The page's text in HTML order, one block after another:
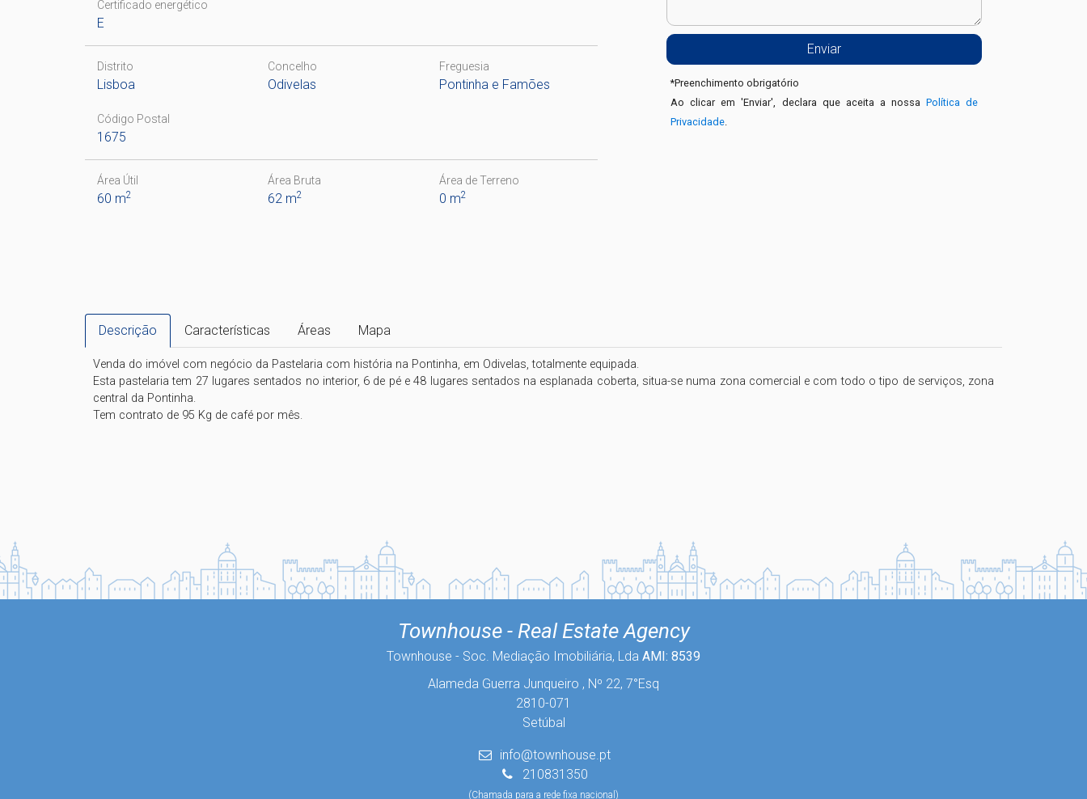
Certificado energético
E
Distrito
Lisboa
Concelho
Odivelas
Freguesia
Pontinha e Famões
Código Postal
1675
Área Útil
60 m2
Área Bruta
62 m2
Área de Terreno
0 m2
*Preenchimento obrigatório
Ao clicar em 'Enviar', declara que aceita a nossaPolítica de
Privacidade.
Descrição Características Áreas Mapa
Venda do imóvel com negócio da Pastelaria com história na Pontinha, em Odivelas, totalmente equipada.
Esta pastelaria tem 27 lugares sentados no interior, 6 de pé e 48 lugares sentados na esplanada coberta, situa-se numa zona comercial e com todo o tipo de serviços, zona
central da Pontinha.
Tem contrato de 95 Kg de café por mês.
Townhouse - Real Estate Agency
Townhouse - Soc. Mediação Imobiliária, Lda AMI: 8539
Alameda Guerra Junqueiro , Nº 22, 7°Esq
2810-071
Setúbal
info@townhouse.pt
210831350
(Chamada para a rede fixa nacional)